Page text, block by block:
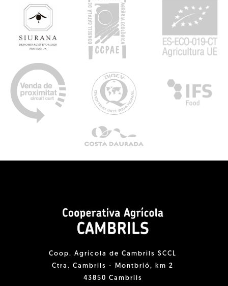
Coop. Agrícola de Cambrils SCCL
Ctra. Cambrils - Montbrió, km 2
43850 Cambrils